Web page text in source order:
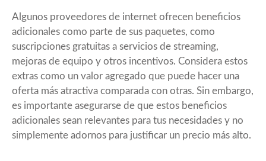
Algunos proveedores de internet ofrecen beneficios
adicionales como parte de sus paquetes, como
suscripciones gratuitas a servicios de streaming,
mejoras de equipo y otros incentivos. Considera estos
extras como un valor agregado que puede hacer una
oferta más atractiva comparada con otras. Sin embargo,
es importante asegurarse de que estos beneficios
adicionales sean relevantes para tus necesidades y no
simplemente adornos para justificar un precio más alto.